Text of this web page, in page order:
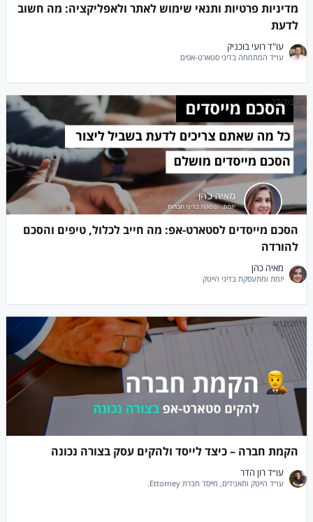
מדיניות פרטיות ותנאי שימוש לאתר ולאפליקציה: מה חשוב
לדעת
עו"ד רועי בוכניק
עו״ד המתמחה בדיני סטארט-אפים
הסכם מייסדים לסטארט-אפ: מה חייב לכלול, טיפים והסכם
להורדה
מאיה כהן
יזמת ומתעסקת בדיני הייטק
27/7/2020
הקמת חברה – כיצד לייסד ולהקים עסק בצורה נכונה
עו״ד רון הדר
עו״ד הייטק ותאגידים, מייסד חברת Ettorney.
4/12/2019